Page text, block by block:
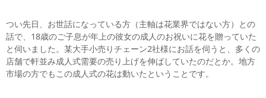
つい先日、お世話になっている方（主軸は花業界ではない方）との
話で、18歳のご子息が年上の彼女の成人のお祝いに花を贈っていた
と伺いました。某大手小売りチェーン2社様にお話を伺うと、多くの
店舗で軒並み成人式需要の売り上げを伸ばしていたのだとか。地方
市場の方でもこの成人式の花は動いたということです。